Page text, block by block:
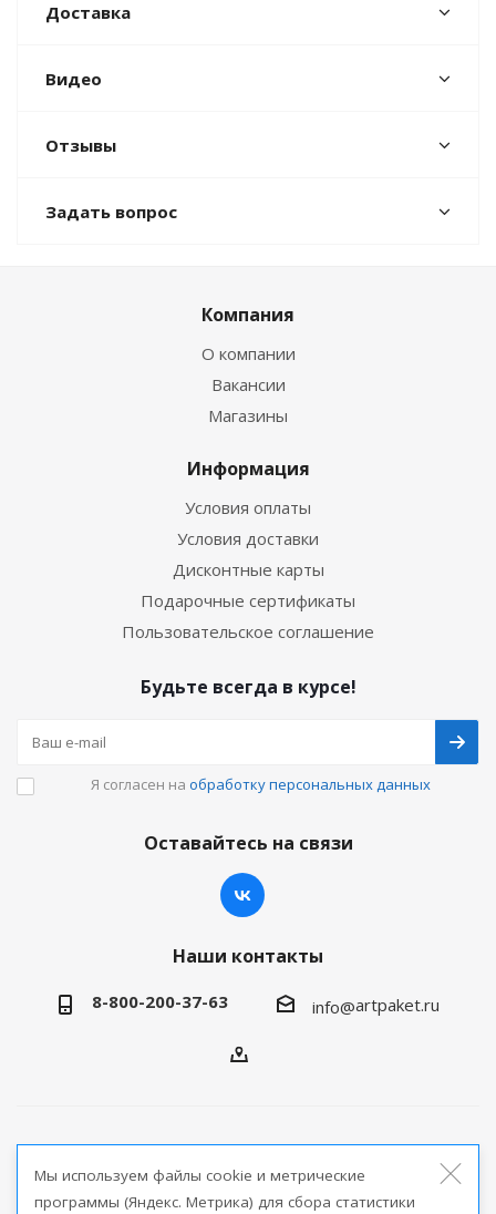
Доставка
Видео
Отзывы
Задать вопрос
Компания
О компании
Вакансии
Магазины
Информация
Условия оплаты
Условия доставки
Дисконтные карты
Подарочные сертификаты
Пользовательское соглашение
Будьте всегда в курсе!
Я согласен на обработку персональных данных
Оставайтесь на связи
Наши контакты
8-800-200-37-63 info@artpaket.ru
продукции
Мы используем файлы cookie и метрические
программы (Яндекс. Метрика) для сбора статистики